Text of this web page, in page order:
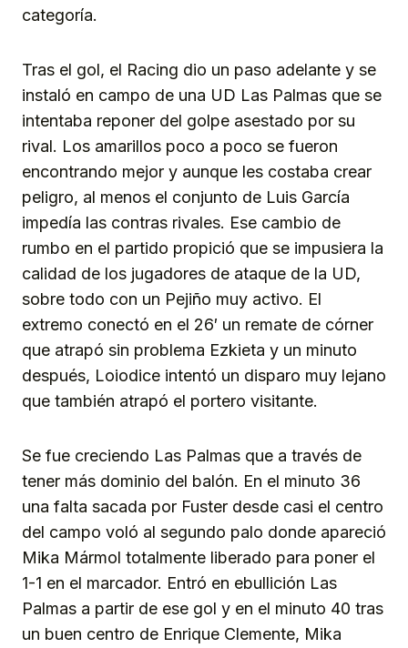
categoría.
Tras el gol, el Racing dio un paso adelante y se
instaló en campo de una UD Las Palmas que se
intentaba reponer del golpe asestado por su
rival. Los amarillos poco a poco se fueron
encontrando mejor y aunque les costaba crear
peligro, al menos el conjunto de Luis García
impedía las contras rivales. Ese cambio de
rumbo en el partido propició que se impusiera la
calidad de los jugadores de ataque de la UD,
sobre todo con un Pejiño muy activo. El
extremo conectó en el 26′ un remate de córner
que atrapó sin problema Ezkieta y un minuto
después, Loiodice intentó un disparo muy lejano
que también atrapó el portero visitante.
Se fue creciendo Las Palmas que a través de
tener más dominio del balón. En el minuto 36
una falta sacada por Fuster desde casi el centro
del campo voló al segundo palo donde apareció
Mika Mármol totalmente liberado para poner el
1-1 en el marcador. Entró en ebullición Las
Palmas a partir de ese gol y en el minuto 40 tras
un buen centro de Enrique Clemente, Mika